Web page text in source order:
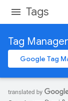
Tags
Tag Manager
Google Tag